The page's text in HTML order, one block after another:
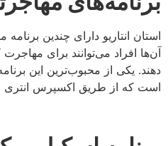
استان انتاریو دارای چندین
آن‌ها افراد می‌توانند برای
دهند. یکی از محبوب‌ترین این
است که از طریق اکسپرس انتری